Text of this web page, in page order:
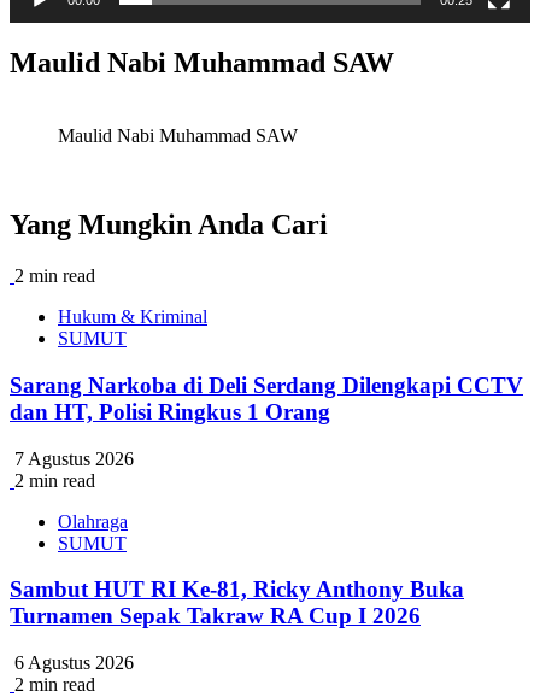
Maulid Nabi Muhammad SAW
Maulid Nabi Muhammad SAW
Yang Mungkin Anda Cari
2 min read
Hukum & Kriminal
SUMUT
Sarang Narkoba di Deli Serdang Dilengkapi CCTV
dan HT, Polisi Ringkus 1 Orang
7 Agustus 2026
2 min read
Olahraga
SUMUT
Sambut HUT RI Ke-81, Ricky Anthony Buka
Turnamen Sepak Takraw RA Cup I 2026
6 Agustus 2026
2 min read